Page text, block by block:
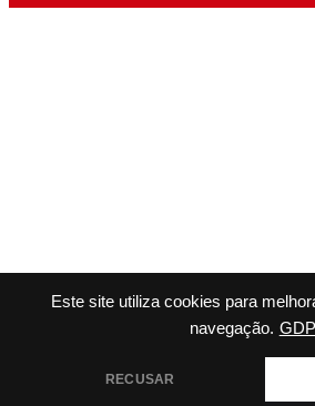
Este site utiliza cookies para
navegação.
RECUSAR